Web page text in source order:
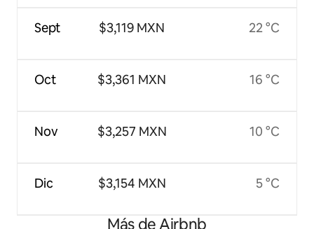
Sept
Oct
Nov
Dic
$3,119 MXN
$3,361 MXN
$3,257 MXN
$3,154 MXN
22 °C
16 °C
10 °C
5 °C
Más de Airbnb